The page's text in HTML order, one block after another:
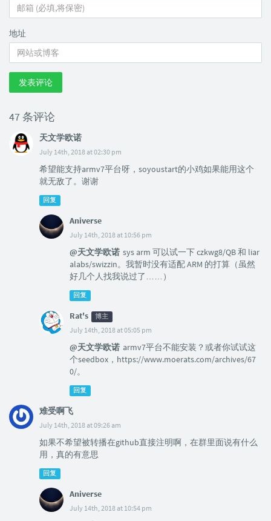
地址
发表评论
47 条评论
天文学欧诺
July 14th, 2018 at 02:30 pm
希望能支持armv7平台呀，soyoustart的小鸡如果能用这个
就无敌了。谢谢
回复
Aniverse
July 14th, 2018 at 10:56 pm
@天文学欧诺 sys arm 可以试一下 czkwg8/QB 和 liar
alabs/swizzin。我暂时没有适配 ARM 的打算（虽然
好几个人找我说过了……）
回复
Rat's 博主
July 14th, 2018 at 05:05 pm
@天文学欧诺 armv7平台不能安装？或者你试试这
个seedbox，https://www.moerats.com/archives/67
0/。
回复
难受啊飞
July 14th, 2018 at 09:26 am
如果不希望被转播在github直接注明啊，在群里面说有什么
用，真的有意思
回复
Aniverse
July 14th, 2018 at 10:54 pm